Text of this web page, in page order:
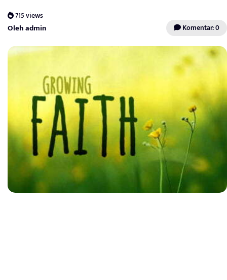
715 views
Oleh admin Komentar: 0